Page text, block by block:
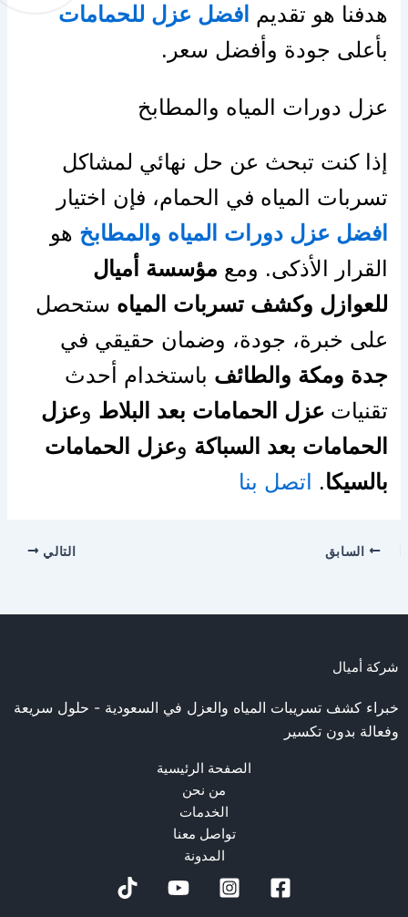
هدفنا هو تقديم افضل عزل للحمامات
بأعلى جودة وأفضل سعر.
عزل دورات المياه والمطابخ
إذا كنت تبحث عن حل نهائي لمشاكل
تسربات المياه في الحمام، فإن اختيار
افضل عزل دورات المياه والمطابخ هو
القرار الأذكى. ومع مؤسسة أميال
للعوازل وكشف تسربات المياه ستحصل
على خبرة، جودة، وضمان حقيقي في
جدة ومكة والطائف باستخدام أحدث
تقنيات عزل الحمامات بعد البلاط وعزل
الحمامات بعد السباكة وعزل الحمامات
بالسيكا. اتصل بنا
السابق التالي
شركة أميال
خبراء كشف تسريبات المياه والعزل في السعودية - حلول سريعة
وفعالة بدون تكسير
الصفحة الرئيسية
من نحن
الخدمات
تواصل معنا
المدونة